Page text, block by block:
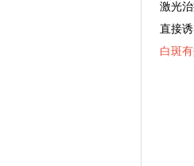
激光
直接
白斑